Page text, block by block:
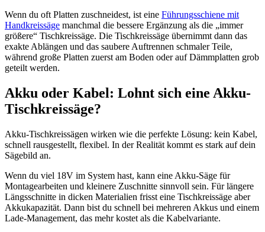
Wenn du oft Platten zuschneidest, ist eine Führungsschiene mit
Handkreissäge manchmal die bessere Ergänzung als die „immer
größere“ Tischkreissäge. Die Tischkreissäge übernimmt dann das
exakte Ablängen und das saubere Auftrennen schmaler Teile,
während große Platten zuerst am Boden oder auf Dämmplatten grob
geteilt werden.
Akku oder Kabel: Lohnt sich eine Akku-
Tischkreissäge?
Akku-Tischkreissägen wirken wie die perfekte Lösung: kein Kabel,
schnell rausgestellt, flexibel. In der Realität kommt es stark auf dein
Sägebild an.
Wenn du viel 18V im System hast, kann eine Akku-Säge für
Montagearbeiten und kleinere Zuschnitte sinnvoll sein. Für längere
Längsschnitte in dicken Materialien frisst eine Tischkreissäge aber
Akkukapazität. Dann bist du schnell bei mehreren Akkus und einem
Lade-Management, das mehr kostet als die Kabelvariante.